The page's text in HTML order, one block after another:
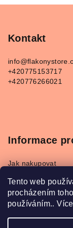
Tento web
procházením
používáním..
Kontakt
info@
+420775153717
+420776266021
Informace
Jak nakupovat
Podmínky ochrany
Napište nám